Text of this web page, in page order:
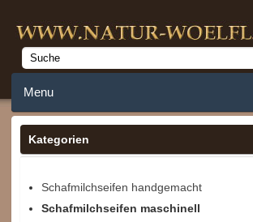
Menu
Home
Merkzettel
Kategorien
Schafmilchseifen handgemacht
Schafmilchseifen maschinell